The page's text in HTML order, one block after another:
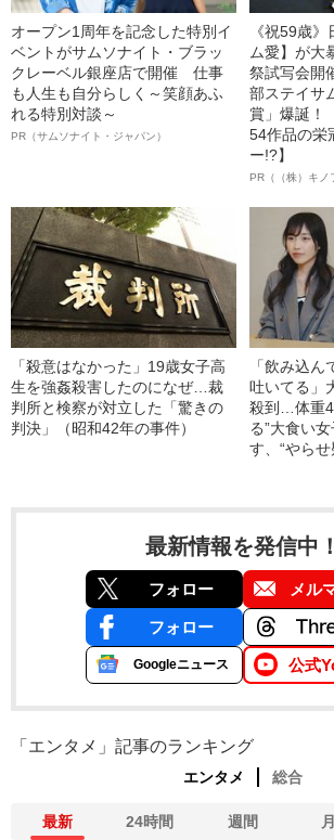
オープン1周年を記念した特別イ
ベントがサムソナイト・ブラッ
クレーベル銀座店で開催 仕事
も人生も自分らしく～笑顔あふ
れる特別対談～
PR（サムソナイト・ジャパン）
《祝59歳
ム愛】が大
祭試写会開
部ステイサ
賞」爆誕！
54作品の栄
ー!?】
PR（（株）キノ
「殺意はなかった」19歳女子高
生を強姦殺害したのになぜ…裁
判所と検察が対立した「驚きの
判決」（昭和42年の事件）
「飲み込
吐いてる」
殺到…体重
る”大食い
す、“やら
最新情報を発信中！
フォロー メル
フォロー
Googleニュース 公式
「エンタメ」記事のランキング
エンタメ 総合
最新 24時間 週間